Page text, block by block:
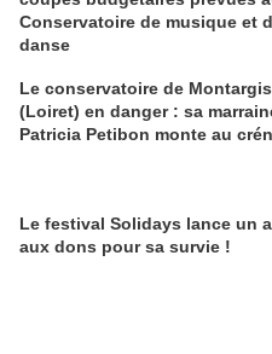
Conservatoire de musique et
danse
Le conservatoire de Montargis
(Loiret) en danger : sa
Patricia Petibon monte au
Le festival Solidays lance un
aux dons pour sa survie !